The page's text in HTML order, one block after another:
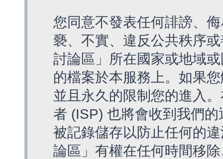
您同意不發表任何誹謗、
褻、不實、違反公共秩序
討論區」所在國家或地域
的檔案於本服務上。如果
並且永久的限制您的進入
者 (ISP) 也將會收到我們
被記錄儲存以防止任何的
論區」有權在任何時間移